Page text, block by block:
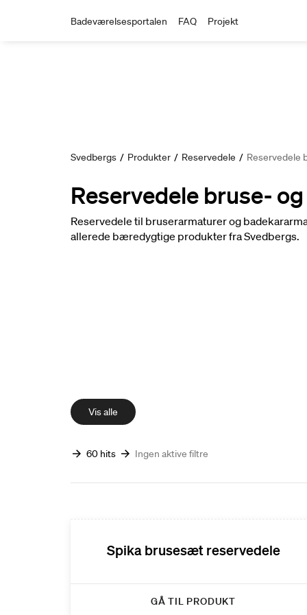
Badeværelsesportalen FAQ Projekt
Svedbergs / Produkter / Reservedele / Reservedele
Reservedele bruse-
Reservedele til bruserarmaturer og
allerede bæredygtige produkter fra Svedbergs.
Vis alle
60 hits Ingen aktive filtre
Spika brusesæt reservedele
GÅ TIL PRODUKT